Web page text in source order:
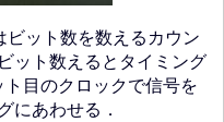
ビット数を数えるカウン
ット数えるとタイミング
目のクロックで信号を
にあわせる．